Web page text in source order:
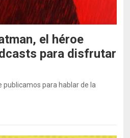
el héroe
para disfrutar
publicamos para hablar de la